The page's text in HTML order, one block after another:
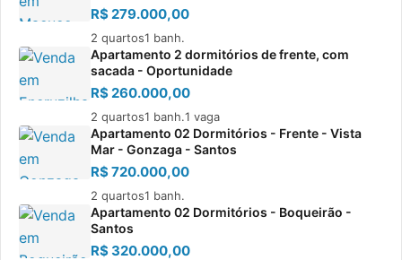
R$ 279.000,00
2 quartos1 banh.
Apartamento 2 dormitórios de frente, com
sacada - Oportunidade
R$ 260.000,00
2 quartos1 banh.1 vaga
Apartamento 02 Dormitórios - Frente - Vista
Mar - Gonzaga - Santos
R$ 720.000,00
2 quartos1 banh.
Apartamento 02 Dormitórios - Boqueirão -
Santos
R$ 320.000,00